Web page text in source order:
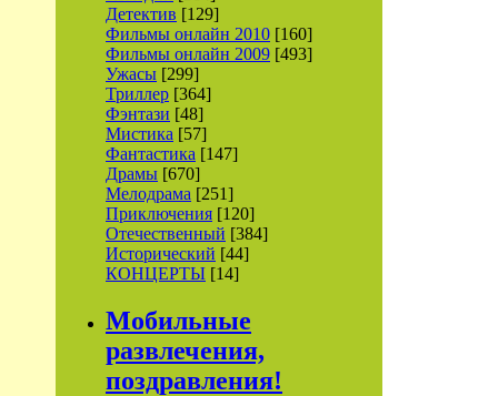
Детектив [129]
Фильмы онлайн 2010 [160]
Фильмы онлайн 2009 [493]
Ужасы [299]
Триллер [364]
Фэнтази [48]
Мистика [57]
Фантастика [147]
Драмы [670]
Мелодрама [251]
Приключения [120]
Отечественный [384]
Исторический [44]
КОНЦЕРТЫ [14]
Мобильные
развлечения,
поздравления!